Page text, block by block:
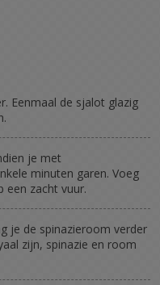
Eenmaal de sjalot glazig
je met
minuten garen. Voeg
een zacht vuur.
je de spinazieroom verder
zijn, spinazie en room